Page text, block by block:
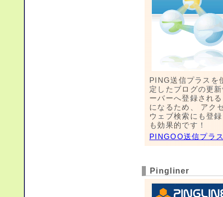
PING送信プラスを
定したブログの更
ーバーへ登録され
になるため、 アク
ウェブ検索にも登
も効果的です！
PINGOO送信プラ
Pingliner